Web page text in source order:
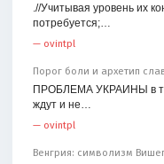
.//Учитывая уровень их
потребуется;…
— ovintpl
Порог боли и архетип
ПРОБЛЕМА УКРАИНЫ в
ждут и не…
— ovintpl
Венгрия: символизм